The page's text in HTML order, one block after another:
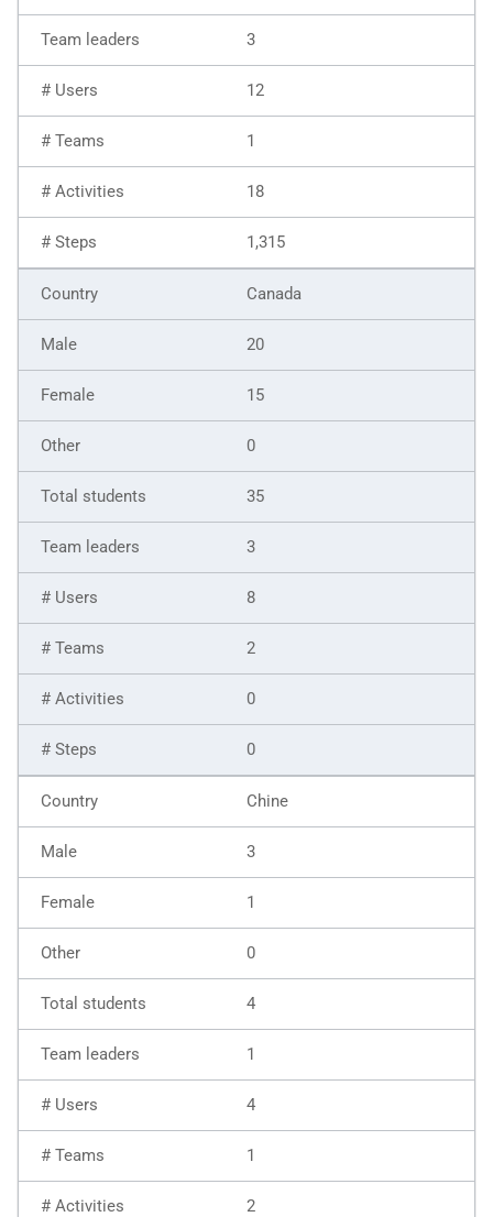
3
12
1
18
1,315
Canada
20
15
0
35
3
8
2
0
0
Chine
3
1
0
4
1
4
1
2